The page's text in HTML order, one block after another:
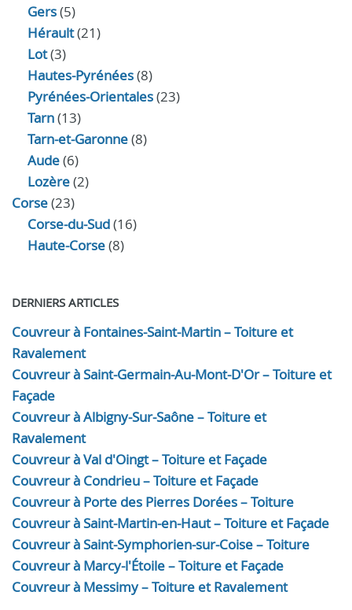
Gers(5)
Hérault(21)
Lot(3)
Hautes-Pyrénées(8)
Pyrénées-Orientales(23)
Tarn(13)
Tarn-et-Garonne(8)
Aude(6)
Lozère(2)
Corse(23)
Corse-du-Sud(16)
Haute-Corse(8)
DERNIERS ARTICLES
Couvreur à Fontaines-Saint-Martin – Toiture et
Ravalement
Couvreur à Saint-Germain-Au-Mont-D'Or – Toiture et
Façade
Couvreur à Albigny-Sur-Saône – Toiture et
Ravalement
Couvreur à Val d'Oingt – Toiture et Façade
Couvreur à Condrieu – Toiture et Façade
Couvreur à Porte des Pierres Dorées – Toiture
Couvreur à Saint-Martin-en-Haut – Toiture et Façade
Couvreur à Saint-Symphorien-sur-Coise – Toiture
Couvreur à Marcy-l'Étoile – Toiture et Façade
Couvreur à Messimy – Toiture et Ravalement